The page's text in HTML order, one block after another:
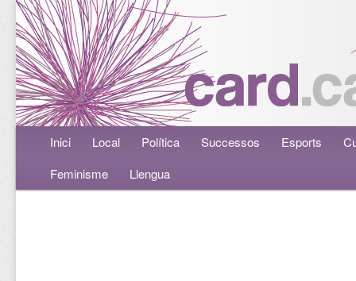
Menú principalAneu al contingut principal
Aneu al contingut secundari
Inici Local Política Successos Esports
Feminisme
Llengua